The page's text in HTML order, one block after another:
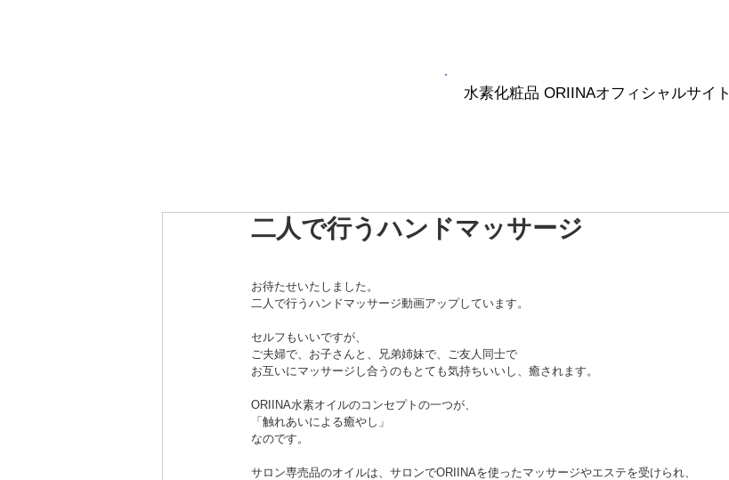
水素化粧品 ORIINAオフィシャルサイト
二人で行うハンドマッサージ
お待たせいたしました。
二人で行うハンドマッサージ動画アップしています。
セルフもいいですが、
ご夫婦で、お子さんと、兄弟姉妹で、ご友人同士で
お互いにマッサージし合うのもとても気持ちいいし、癒されます。
ORIINA水素オイルのコンセプトの一つが、
「触れあいによる癒やし」
なのです。
サロン専売品のオイルは、サロンでORIINAを使ったマッサージやエステを受けられ、